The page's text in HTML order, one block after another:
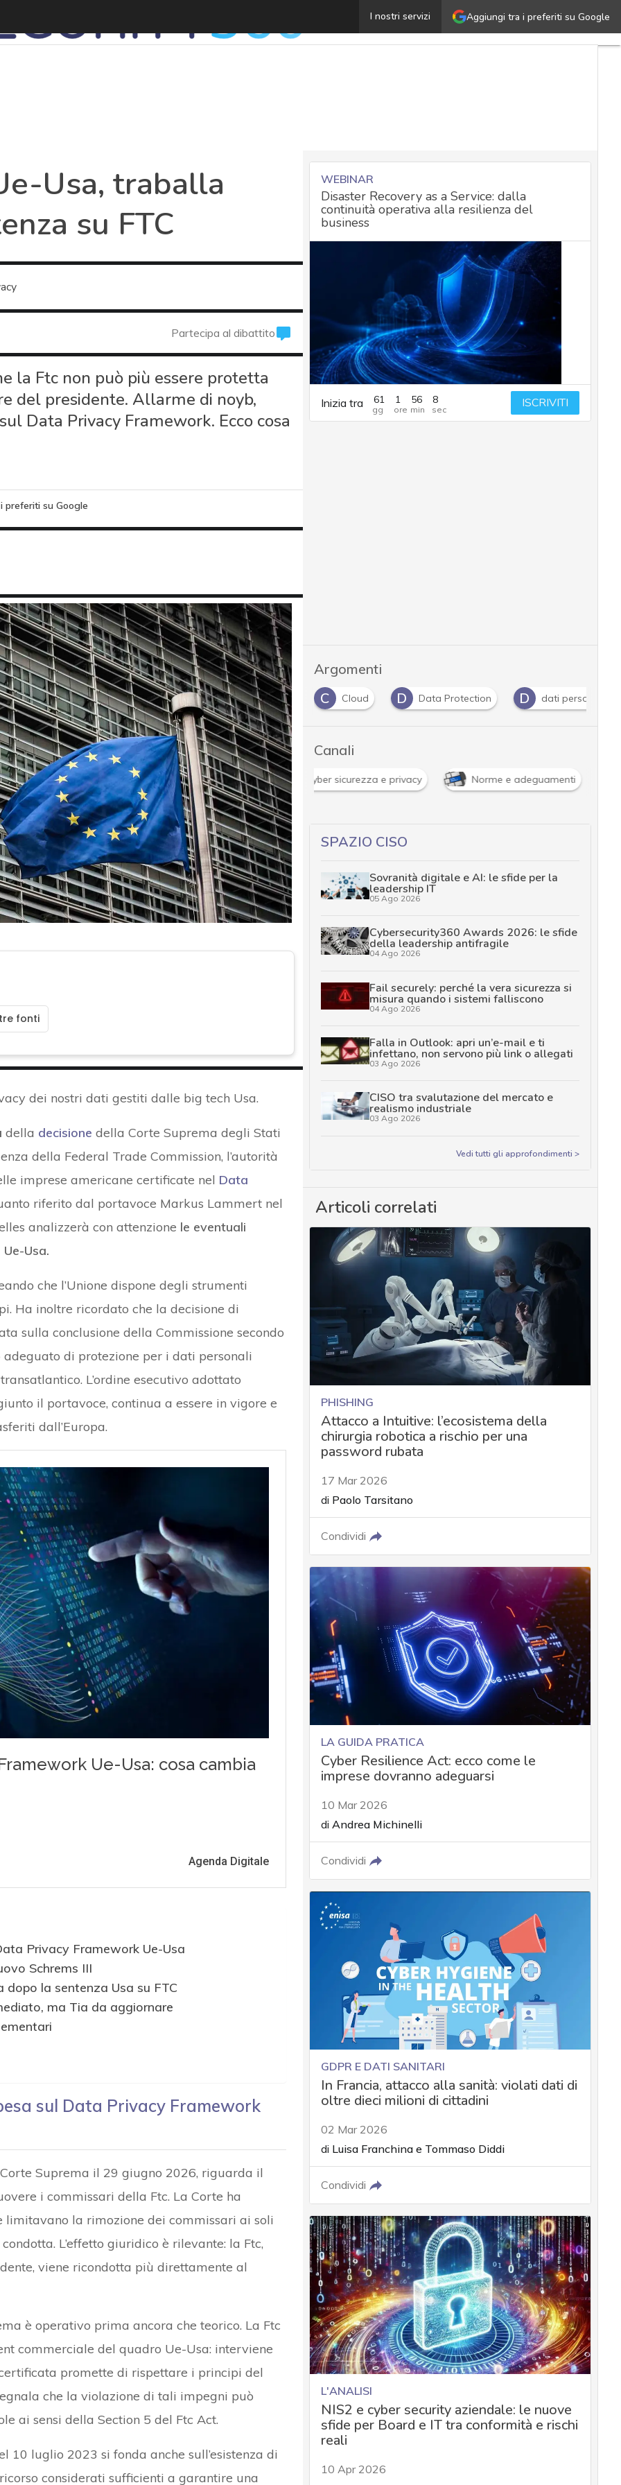
Aggiungi tra i preferiti su Google
I nostri servizi
Trasferimenti dati Ue-Usa, traballa l’accordo dopo
Usa, traballa
su FTC
Partecipa al dibattito
la Ftc non può più essere protetta
del presidente. Allarme di noyb,
Data Privacy Framework. Ecco cosa
preferiti su Google
fonti
dei nostri dati gestiti dalle big tech Usa.
della decisione della Corte Suprema degli Stati
della Federal Trade Commission, l’autorità
imprese americane certificate nel Data
riferito dal portavoce Markus Lammert nel
analizzerà con attenzione le eventuali
Usa.
che l’Unione dispone degli strumenti
Ha inoltre ricordato che la decisione di
sulla conclusione della Commissione secondo
di protezione per i dati personali
L’ordine esecutivo adottato
il portavoce, continua a essere in vigore e
dall’Europa.
Privacy Framework Ue-Usa
Schrems III
la sentenza Usa su FTC
ma Tia da aggiornare
sul Data Privacy Framework
Suprema il 29 giugno 2026, riguarda il
i commissari della Ftc. La Corte ha
la rimozione dei commissari ai soli
L’effetto giuridico è rilevante: la Ftc,
viene ricondotta più direttamente al
è operativo prima ancora che teorico. La Ftc
commerciale del quadro Ue-Usa: interviene
promette di rispettare i principi del
che la violazione di tali impegni può
ai sensi della Section 5 del Ftc Act.
10 luglio 2023 si fonda anche sull’esistenza di
considerati sufficienti a garantire una
WEBINAR
Disaster Recovery as a Service: dalla
continuità operativa alla resilienza del
business
Inizia tra 61 1 56 6 ISCRIVITI
Argomenti
CISO C Cloud D Data Protection D dati personali D Dpo
Canali
News, attualità e analisi Cyber sicurezza e privacy
SPAZIO CISO
Sovranità digitale e AI: le sfide per la
leadership IT
05 Ago 2026
Cybersecurity360 Awards 2026: le sfide
della leadership antifragile
04 Ago 2026
Fail securely: perché la vera sicurezza si
misura quando i sistemi falliscono
04 Ago 2026
Falla in Outlook: apri un’e-mail e ti
infettano, non servono più link o allegati
03 Ago 2026
CISO tra svalutazione del mercato e
realismo industriale
03 Ago 2026
Vedi tutti gli approfondimenti >
Articoli correlati
PHISHING
Attacco a Intuitive: l’ecosistema della
chirurgia robotica a rischio per una
password rubata
17 Mar 2026
di Paolo Tarsitano
Condividi
LA GUIDA PRATICA
Cyber Resilience Act: ecco come le
imprese dovranno adeguarsi
10 Mar 2026
di Andrea Michinelli
Condividi
GDPR E DATI SANITARI
In Francia, attacco alla sanità: violati dati di
oltre dieci milioni di cittadini
02 Mar 2026
di Luisa Franchinae Tommaso Diddi
Condividi
L'ANALISI
NIS2 e cyber security aziendale: le nuove
sfide per Board e IT tra conformità e rischi
reali
10 Apr 2026